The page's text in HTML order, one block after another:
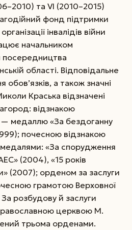
та VI (2010–2015)
фонд підтримки
інвалідів війни
начальником
посередництва
області. Відповідальне
обо­в’яз­ків, а також значні
Краська відзначені
відзнакою
медаллю «За бездоганну
почесною відзнакою
«За спорудження
(2004), «15 років
(2007); орденом за заслуги
грамотою Верховної
розбудову й заслуги
церквою М.
трьома орденами.